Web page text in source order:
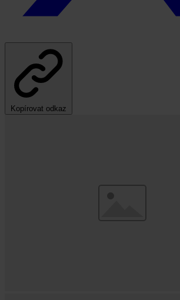
Kopírovat odkaz